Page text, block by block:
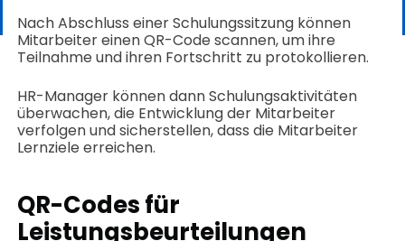
Nach Abschluss einer Schulungssitzung können
Mitarbeiter einen QR-Code scannen, um ihre
Teilnahme und ihren Fortschritt zu protokollieren.
HR-Manager können dann Schulungsaktivitäten
überwachen, die Entwicklung der Mitarbeiter
verfolgen und sicherstellen, dass die Mitarbeiter
Lernziele erreichen.
QR-Codes für
Leistungsbeurteilungen